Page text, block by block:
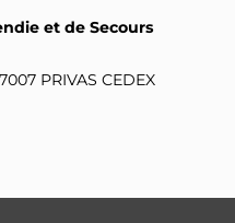
et de Secours
PRIVAS CEDEX